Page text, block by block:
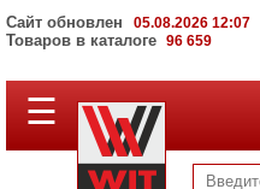
Сайт обновлен 05.08.2026 12:07
Товаров в каталоге 96 659
ПОЛНЫЙ
КАТАЛОГ
Корпоративные
☰